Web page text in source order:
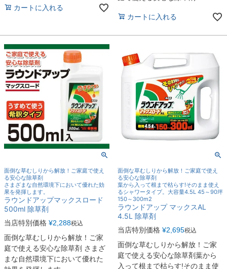
カートに入れる
カートに入れる
面倒な草むしりから解放！ご家庭で使え
る安心な除草剤
さまざまな自然環境下において優れた効
果を発揮します。
ラウンドアップマックスロード
500ml 除草剤
当店特別価格 ¥2,288税込
面倒な草むしりから解放！ご家
庭で使える安心な除草剤 さまざ
まな自然環境下において優れた
面倒な草むしりから解放！ご家庭で使え
る安心な除草剤
葉から入って根まで枯らす!そのまま使え
るシャワータイプ。大容量4.5L 45～90坪
150～300m2
ラウンドアップ マックスAL
4.5L 除草剤
当店特別価格 ¥2,695税込
面倒な草むしりから解放！ご家
庭で使える安心な除草剤葉から
入って根まで枯らす!そのまま使